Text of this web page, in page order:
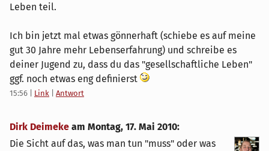
Leben teil.
Ich bin jetzt mal etwas gönnerhaft (schiebe es auf meine
gut 30 Jahre mehr Lebenserfahrung) und schreibe es
deiner Jugend zu, dass du das "gesellschaftliche Leben"
ggf. noch etwas eng definierst
15:56 Link Antwort
Dirk Deimeke am Montag, 17. Mai 2010:
Die Sicht auf das, was man tun "muss" oder was